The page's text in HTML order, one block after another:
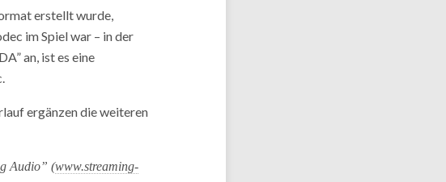
erstellt wurde,
im Spiel war – in der
an, ist es eine
ergänzen die weiteren
Audio” (www.streaming-